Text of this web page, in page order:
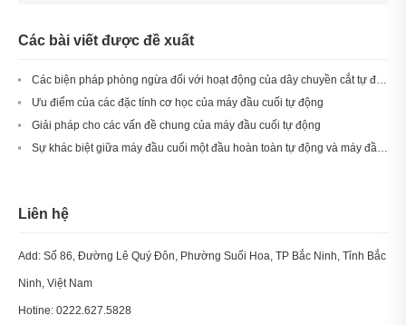
Các bài viết được đề xuất
Các biện pháp phòng ngừa đối với hoạt động của dây chuyền cắt tự động và máy nhúng thiếc
Ưu điểm của các đặc tính cơ học của máy đầu cuối tự động
Giải pháp cho các vấn đề chung của máy đầu cuối tự động
Sự khác biệt giữa máy đầu cuối một đầu hoàn toàn tự động và máy đầu cuối hai đầu là gì?
Liên hệ
Add: Số 86, Đường Lê Quý Đôn, Phường Suối Hoa, TP Bắc Ninh, Tỉnh Bắc
Ninh, Việt Nam
Hotine: 0222.627.5828